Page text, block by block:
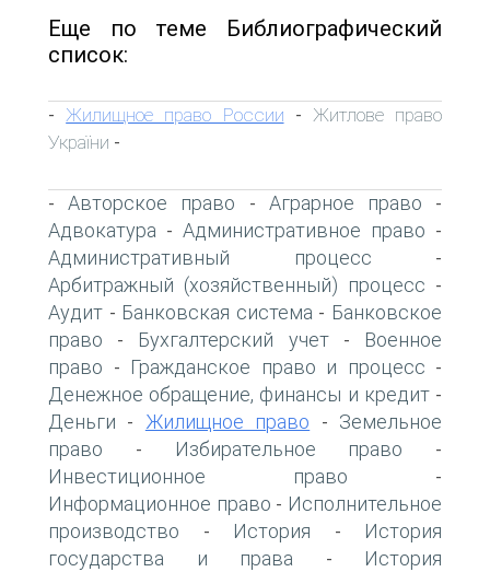
Еще по теме Библиографический
список:
- Жилищное право России - Житлове право
України -
-Авторское право - Аграрное право -
Адвокатура - Административное право -
Административный процесс -
Арбитражный (хозяйственный) процесс -
Аудит - Банковская система - Банковское
право - Бухгалтерский учет-
Военное
право - Гражданское право и процесс -
Денежное обращение, финансы и кредит-
Деньги - Жилищное право - Земельное
право - Избирательное право -
Инвестиционное право -
Информационное право - Исполнительное
производство - История -
История
государства и права -
История